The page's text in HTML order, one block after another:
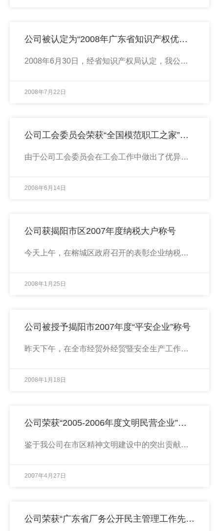
公司被认定为“2008年广东省知识产权优势企业”
2008年6月30日，经省知识产权局认定，我公司荣获“2008年广东省知识产权优势企业”荣誉称号。据悉，2008年全省获此称号的企业共有50家。
2008年7月22日
公司工会委员会荣获“全国模范职工之家”称号
由于公司工会委员会在工会工作中做出了优异成绩，2008年4月，中华全国总工会授予公司工会委员会“全国模范职工之家”荣誉称号。
2008年6月14日
公司获揭阳市区2007年度纳税大户称号
今天上午，在榕城区政府召开的表彰企业纳税大户的会议上，我公司被授予2007年度纳税大户称号。
2008年1月25日
公司被授予揭阳市2007年度“平安企业”称号
昨天下午，在全市经贸外经贸暨安全生产工作会议上，我公司被揭阳市社会治安综合治理委员会、揭阳市安全生产监督管理局授予2007年度“平安企业”光荣称号。
2008年1月18日
公司荣获“2005-2006年度文明民营企业”称号
鉴于我公司在市区精神文明建设中的突出贡献，中共揭阳市榕城区委员会、揭阳市榕城区人民政府授予我公司“2005-2006年度文明民营企业”光荣称号。
2007年4月27日
公司荣获“广东省厂务公开民主管理工作先进单位”称号